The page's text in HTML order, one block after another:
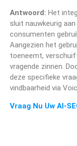
Antwoord: Het
sluit nauwkeurig
consumenten
Aangezien het
toeneemt,
vragende zinnen.
deze specifieke
vindbaarheid via
Vraag Nu Uw AI-